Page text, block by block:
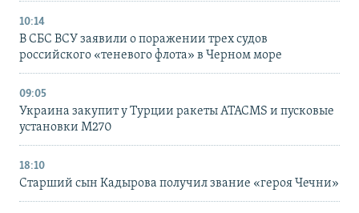
10:14
В СБС ВСУ заявили о поражении трех судов
российского «теневого флота» в Черном море
09:05
Украина закупит у Турции ракеты ATACMS и пусковые
установки M270
18:10
Старший сын Кадырова получил звание «героя Чечни»